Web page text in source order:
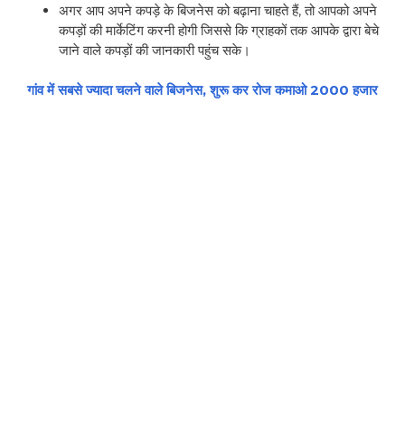
अगर आप अपने कपड़े के बिजनेस को बढ़ाना चाहते हैं, तो आपको अपने
कपड़ों की मार्केटिंग करनी होगी जिससे कि ग्राहकों तक आपके द्वारा बेचे
जाने वाले कपड़ों की जानकारी पहुंच सके।
गांव में सबसे ज्यादा चलने वाले बिजनेस, शुरू कर रोज कमाओ 2000 हजार